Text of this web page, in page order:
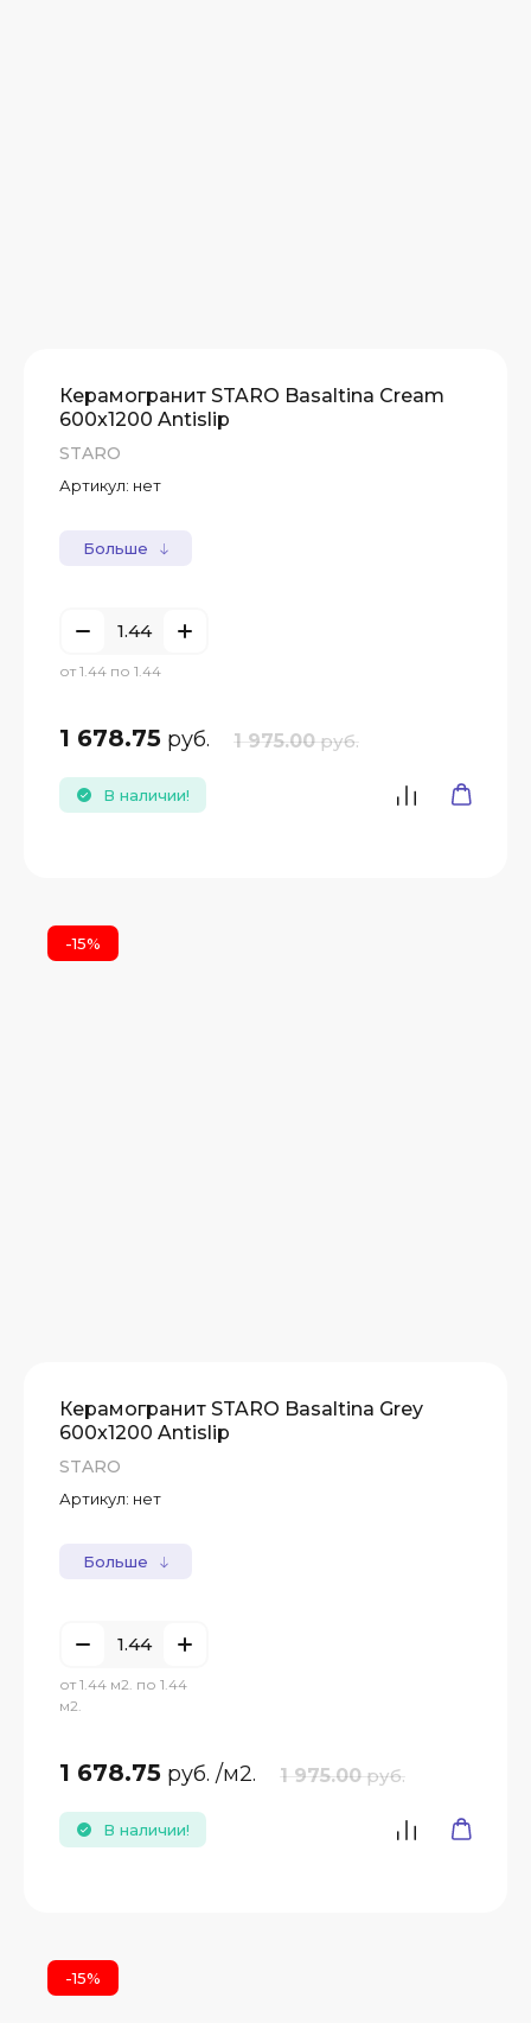
Керамогранит STARO Basaltina Cream
600x1200 Antislip
STARO
Артикул: нет
Больше
от 1.44 по 1.44
1 678.75 руб. 1 975.00 руб.
В наличии!
-15%
Керамогранит STARO Basaltina Grey
600x1200 Antislip
STARO
Артикул: нет
Больше
от 1.44 м2. по 1.44
м2.
1 678.75 руб. /м2. 1 975.00 руб.
В наличии!
-15%